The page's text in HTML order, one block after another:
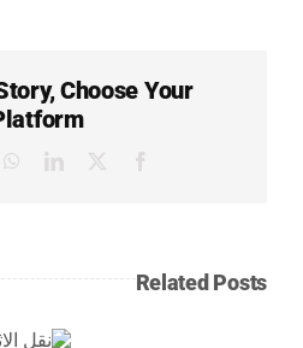
Choose Your
Facebook
Related Posts